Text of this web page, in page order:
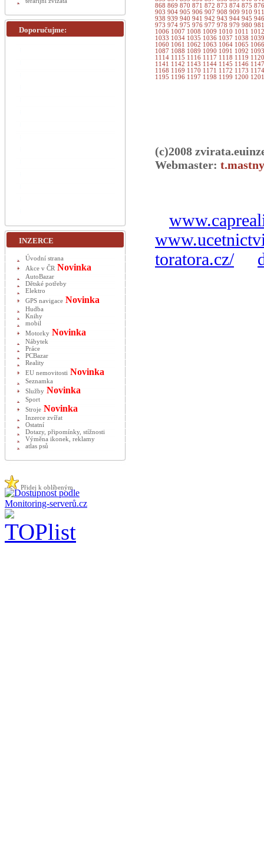
868 869 870 871 872 873 874 875
903 904 905 906 907 908 909 910
938 939 940 941 942 943 944 945
973 974 975 976 977 978 979 980
1006 1007 1008 1009 1010 1011
1033 1034 1035 1036 1037 1038
1060 1061 1062 1063 1064 1065
1087 1088 1089 1090 1091 1092
1114 1115 1116 1117 1118 1119
1141 1142 1143 1144 1145 1146
1168 1169 1170 1171 1172 1173
1195 1196 1197 1198 1199 1200
(c)2008
Webmaster:
toratora.cz/
Doporučujme:
INZERCE
Úvodní strana
Akce v ČR Novinka
AutoBazar
Dětské potřeby
Elektro
GPS navigace Novinka
Hudba
Knihy
mobil
Motorky Novinka
Nábytek
Práce
PCBazar
Reality
EU nemovitosti Novinka
Seznamka
Služby Novinka
Sport
Stroje Novinka
Inzerce zvířat
Ostatní
Dotazy, připomínky, stížnosti
Výměna ikonek, reklamy
atlas psů
Přidej k oblíbeným